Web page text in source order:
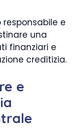
e
una
finanziari e
creditizia.
e